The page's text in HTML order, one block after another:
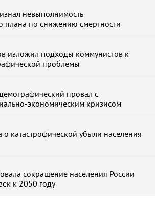
невыполнимость
плана по снижению смертности
изложил подходы коммунистов к
проблемы
провал с
экономическим кризисом
о катастрофической убыли населения
сокращение населения России
к 2050 году